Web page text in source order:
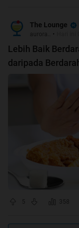
The Lounge
aurora.. •
Lebih Baik
daripada
5 358